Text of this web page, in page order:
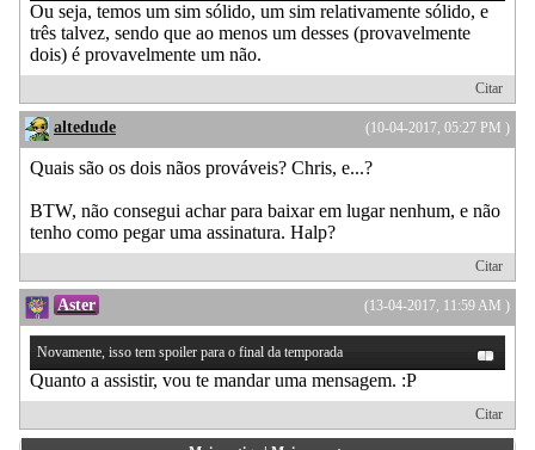
Ou seja, temos um sim sólido, um sim relativamente sólido, e
três talvez, sendo que ao menos um desses (provavelmente
dois) é provavelmente um não.
Citar
(10-04-2017, 05:27 PM )
altedude
Quais são os dois nãos prováveis? Chris, e...?
BTW, não consegui achar para baixar em lugar nenhum, e não
tenho como pegar uma assinatura. Halp?
Citar
(13-04-2017, 11:59 AM )
Aster
Novamente, isso tem spoiler para o final da temporada
Quanto a assistir, vou te mandar uma mensagem. :P
Citar